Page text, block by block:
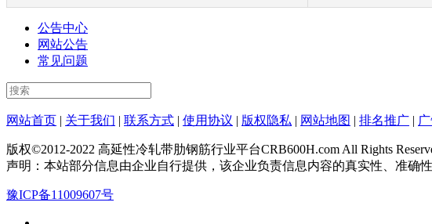
公告中心
网站公告
常见问题
网站首页 | 关于我们 | 联系方式 | 使用协议 | 版权隐私 | 网站地图 | 排名推广 |
版权©2012-2022 高延性冷轧带肋钢筋行业平台CRB600H.com All Rights
声明：本站部分信息由企业自行提供，该企业负责信息内容的真实性、准确
豫ICP备11009607号